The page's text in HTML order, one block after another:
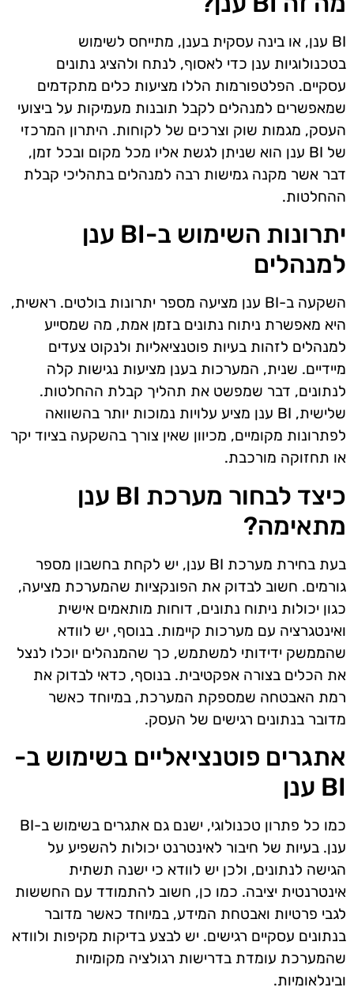
BI ענן, או בינה עסקית בענן, מתייחס לשימוש
בטכנולוגיות ענן כדי לאסוף, לנתח ולהציג נתונים
עסקיים. הפלטפורמות הללו מציעות כלים מתקדמים
שמאפשרים למנהלים לקבל תובנות מעמיקות על ביצועי
העסק, מגמות שוק וצרכים של לקוחות. היתרון המרכזי
של BI ענן הוא שניתן לגשת אליו מכל מקום ובכל זמן,
דבר אשר מקנה גמישות רבה למנהלים בתהליכי קבלת
ההחלטות.
יתרונות השימוש ב-BI ענן
למנהלים
השקעה ב-BI ענן מציעה מספר יתרונות בולטים. ראשית,
היא מאפשרת ניתוח נתונים בזמן אמת, מה שמסייע
למנהלים לזהות בעיות פוטנציאליות ולנקוט צעדים
מיידיים. שנית, המערכות בענן מציעות נגישות קלה
לנתונים, דבר שמפשט את תהליך קבלת ההחלטות.
שלישית, BI ענן מציע עלויות נמוכות יותר בהשוואה
לפתרונות מקומיים, מכיוון שאין צורך בהשקעה בציוד יקר
או תחזוקה מורכבת.
כיצד לבחור מערכת BI ענן
מתאימה?
בעת בחירת מערכת BI ענן, יש לקחת בחשבון מספר
גורמים. חשוב לבדוק את הפונקציות שהמערכת מציעה,
כגון יכולות ניתוח נתונים, דוחות מותאמים אישית
ואינטגרציה עם מערכות קיימות. בנוסף, יש לוודא
שהממשק ידידותי למשתמש, כך שהמנהלים יוכלו לנצל
את הכלים בצורה אפקטיבית. בנוסף, כדאי לבדוק את
רמת האבטחה שמספקת המערכת, במיוחד כאשר
מדובר בנתונים רגישים של העסק.
אתגרים פוטנציאליים בשימוש ב-
BI ענן
כמו כל פתרון טכנולוגי, ישנם גם אתגרים בשימוש ב-BI
ענן. בעיות של חיבור לאינטרנט יכולות להשפיע על
הגישה לנתונים, ולכן יש לוודא כי ישנה תשתית
אינטרנטית יציבה. כמו כן, חשוב להתמודד עם החששות
לגבי פרטיות ואבטחת המידע, במיוחד כאשר מדובר
בנתונים עסקיים רגישים. יש לבצע בדיקות מקיפות ולוודא
שהמערכת עומדת בדרישות רגולציה מקומיות
ובינלאומיות.